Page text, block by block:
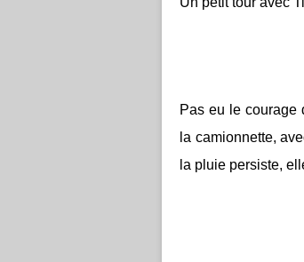
Pas eu le courage
la camionnette,
la pluie persiste,